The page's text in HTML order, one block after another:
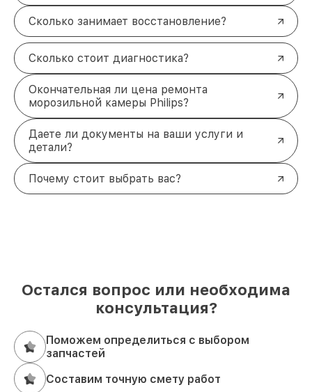
Сколько занимает восстановление?
Сколько стоит диагностика?
Окончательная ли цена ремонта
морозильной камеры Philips?
Даете ли документы на ваши услуги и
детали?
Почему стоит выбрать вас?
Остался вопрос или необходима
консультация?
Поможем определиться с выбором
запчастей
Составим точную смету работ